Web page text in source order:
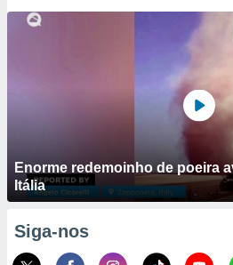
Enorme redemoinho de poeira
Itália
Siga-nos